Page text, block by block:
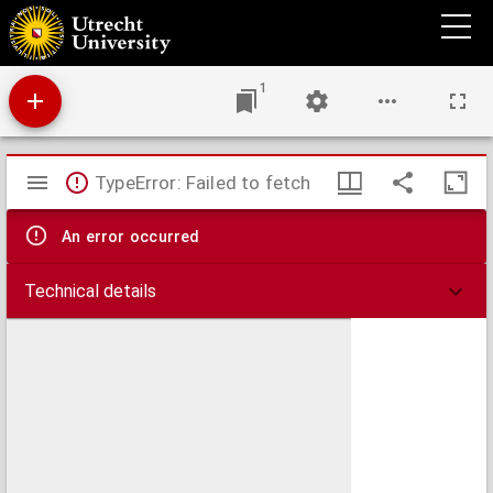
Dr. Hasskarl's mislukte poging tot invoering der coca-cultuur op Java : officiëele
stukken, wedergegeven door de redactie.
1
Mirador
viewer
TypeError: Failed to fetch
An error occurred
Technical details